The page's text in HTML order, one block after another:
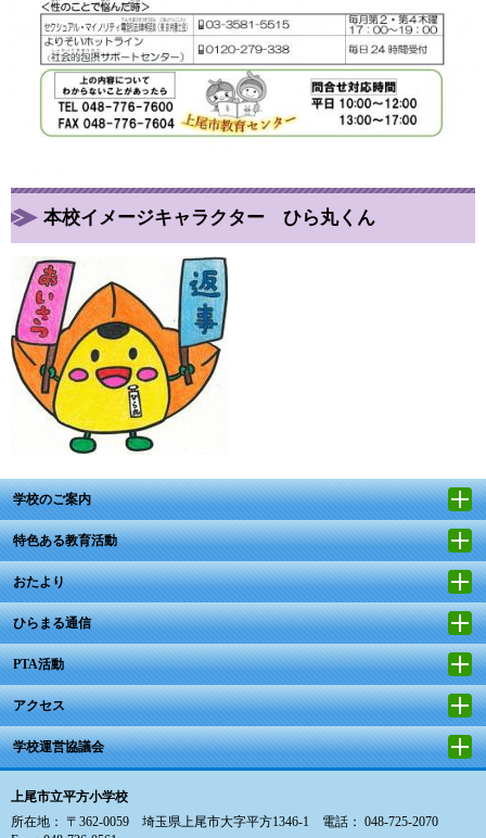
本校イメージキャラクター ひら丸くん
学校のご案内
特色ある教育活動
おたより
ひらまる通信
PTA活動
アクセス
学校運営協議会
上尾市立平方小学校
所在地： 〒362-0059 埼玉県上尾市大字平方1346-1 電話： 048-725-2070